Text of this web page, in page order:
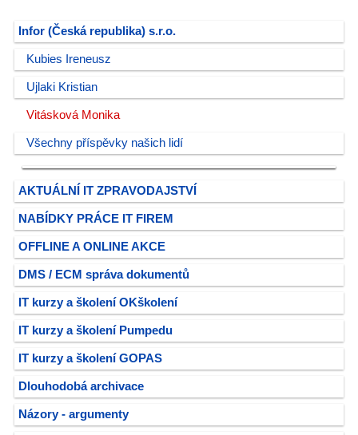
Infor (Česká republika) s.r.o.
Kubies Ireneusz
Ujlaki Kristian
Vitásková Monika
Všechny příspěvky našich lidí
AKTUÁLNÍ IT ZPRAVODAJSTVÍ
NABÍDKY PRÁCE IT FIREM
OFFLINE A ONLINE AKCE
DMS / ECM správa dokumentů
IT kurzy a školení OKškolení
IT kurzy a školení Pumpedu
IT kurzy a školení GOPAS
Dlouhodobá archivace
Názory - argumenty